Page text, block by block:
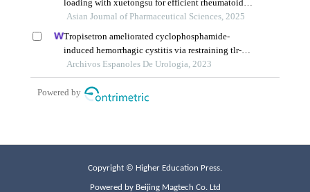
Copyright © Higher Education Press.
Powered by Beijing Magtech Co. Ltd